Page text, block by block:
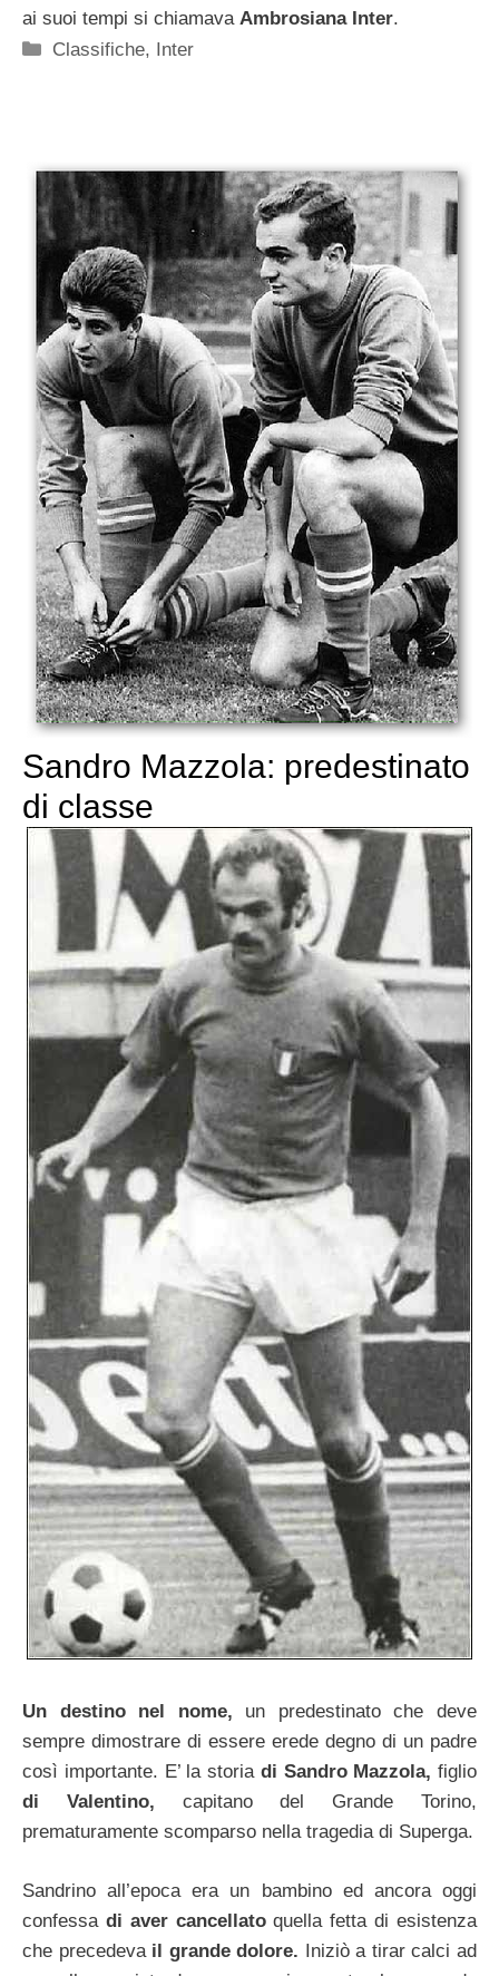
ai suoi tempi si chiamava Ambrosiana Inter.
Categorie
Classifiche, Inter
Sandro Mazzola: predestinato
di classe
Un destino nel nome, un predestinato che deve
sempre dimostrare di essere erede degno di un padre
così importante. E’ la storia di Sandro Mazzola, figlio
di Valentino, capitano del Grande Torino,
prematuramente scomparso nella tragedia di Superga.
Sandrino all’epoca era un bambino ed ancora oggi
confessa di aver cancellatoquella fetta di esistenza
che precedeva il grande dolore. Iniziò a tirar calci ad